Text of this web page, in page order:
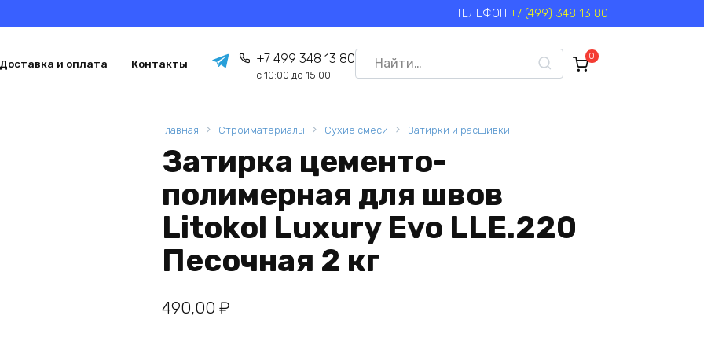
ТЕЛЕФОН +7 (499) 348 13 80
Доставка и оплата Контакты +7 499 348 13 80
с 10:00 до 15:00
Search
for:
0
Главная Стройматериалы Сухие смеси Затирки и расшивки
Затирка цементо-
полимерная для швов
Litokol Luxury Evo LLE.220
Песочная 2 кг
490,00 ₽